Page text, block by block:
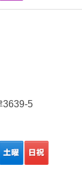
3639-5